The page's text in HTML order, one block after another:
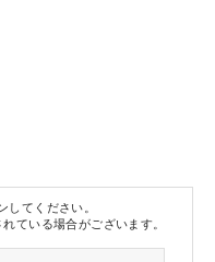
てください。
ている場合がございます。